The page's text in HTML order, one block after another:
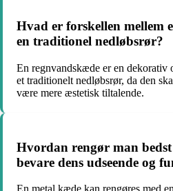
Hvad er forskellen mellem
en traditionel nedløbsrør?
En regnvandskæde er en
et traditionelt nedløbsrør, da den
være mere æstetisk tiltalende.
Hvordan rengør man
bevare dens udseende og